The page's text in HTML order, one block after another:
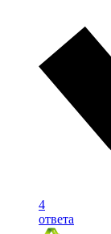
4
ответа